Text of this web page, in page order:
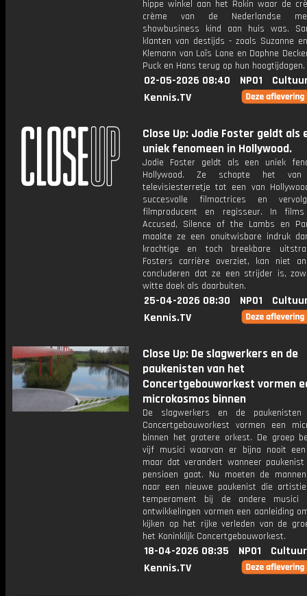
hippe winkel aan het Rokin waar de
crème van de Nederlandse
showbusiness kind aan huis was.
klanten van destijds - zoals Suzanne
Klemann van Loïs Lane en Daphne
Puck en Hans terug op hun hoogtijdagen.
02-05-2026 08:40 NPO1
Kennis.TV
Close Up: Jodie Foster geldt als
uniek fenomeen in Hollywood.
Jodie Foster geldt als een uniek
Hollywood. Ze schopte het van
televisiesterretje tot een van
succesvolle filmactrices en
filmproducent en regisseur. In
Accused, Silence of the Lambs en
maakte ze een onuitwisbare indruk
krachtige en toch breekbare
Fosters carrière overziet, kan niet
concluderen dat ze een strijder is,
witte doek als daarbuiten.
25-04-2026 08:30 NPO1
Kennis.TV
Close Up: De slagwerkers en de
paukenisten van het
Concertgebouworkest vormen
microkosmos binnen
De slagwerkers en de
Concertgebouworkest vormen een
binnen het grotere orkest. De groep
vijf musici waarvan er bijna nooit
maar dat verandert wanneer
pensioen gaat. Nu moeten de
naar een nieuwe paukenist die
temperament bij de andere musici
ontwikkelingen vormen een aanleiding
kijken op het rijke verleden van de
het Koninklijk Concertgebouworkest.
18-04-2026 08:35 NPO1
Kennis.TV